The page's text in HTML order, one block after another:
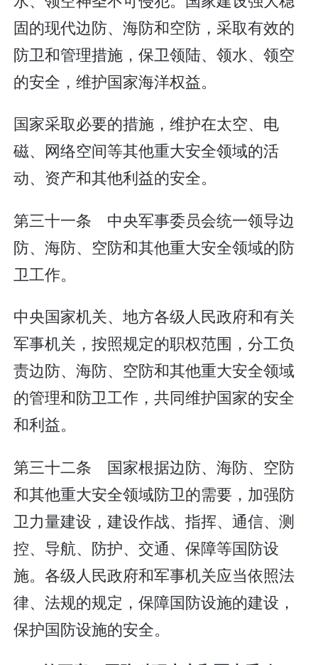
固的现代边防、海防和空防，采取有效的
防卫和管理措施，保卫领陆、领水、领空
的安全，维护国家海洋权益。
国家采取必要的措施，维护在太空、电
磁、网络空间等其他重大安全领域的活
动、资产和其他利益的安全。
第三十一条 中央军事委员会统一领导边
防、海防、空防和其他重大安全领域的防
卫工作。
中央国家机关、地方各级人民政府和有关
军事机关，按照规定的职权范围，分工负
责边防、海防、空防和其他重大安全领域
的管理和防卫工作，共同维护国家的安全
和利益。
第三十二条 国家根据边防、海防、空防
和其他重大安全领域防卫的需要，加强防
卫力量建设，建设作战、指挥、通信、测
控、导航、防护、交通、保障等国防设
施。各级人民政府和军事机关应当依照法
律、法规的规定，保障国防设施的建设，
保护国防设施的安全。